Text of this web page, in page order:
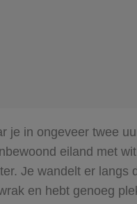
je in ongeveer twee
eiland met
Je wandelt er langs
en hebt genoeg